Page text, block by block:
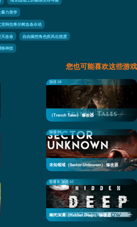
暴力美学
克特拉希尔树血条永动
天改命 自由操控角色疾风化程度
移神技
您也可能喜欢这些游戏
加强 18
（Trench Tales） 修改器
加强 19
未知领域（Sector Unknown） 修改器
普通 8 加强 10
幽闭深渊（Hidden Deep） 修改器